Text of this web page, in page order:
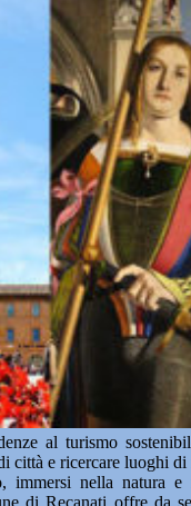
al turismo
città e ricercare luoghi di
immersi nella natura
di Recanati offre da